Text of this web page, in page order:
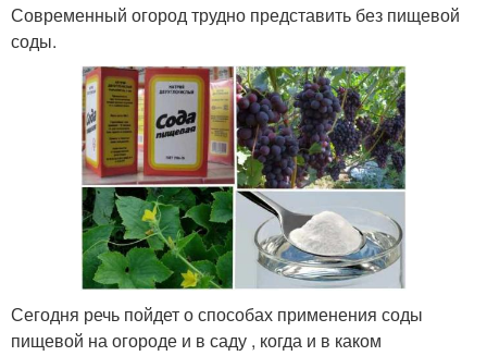
Современный огород трудно представить без пищевой
соды.
Сегодня речь пойдет о способах применения соды
пищевой на огороде и в саду , когда и в каком